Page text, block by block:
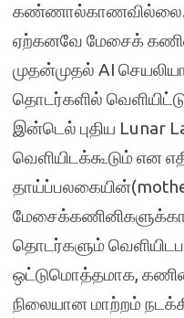
கண்ணால்காணவில்லை.
ஏற்கனவே மேசைக்
முதன்முதல் AI
தொடர்களில்
இன்டெல் புதிய Lunar
வெளியிடக்கூடும் என
தொடர்களும்
ஒட்டுமொத்தமாக,
நிலையான மாற்றம்